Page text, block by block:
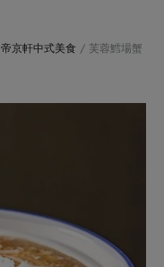
帝京軒中式美食 / 芙蓉鱈場蟹